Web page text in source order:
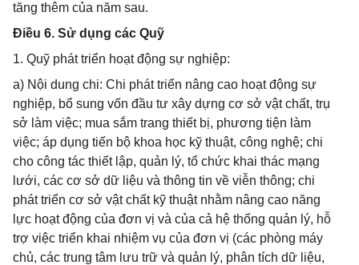
tăng thêm của năm sau.
Điều 6. Sử dụng các Quỹ
1. Quỹ phát triển hoạt động sự nghiệp:
a) Nội dung chi: Chi phát triển nâng cao hoạt động sự
nghiệp, bổ sung vốn đầu tư xây dựng cơ sở vật chất, trụ
sở làm việc; mua sắm trang thiết bị, phương tiện làm
việc; áp dụng tiến bộ khoa học kỹ thuật, công nghệ; chi
cho công tác thiết lập, quản lý, tổ chức khai thác mạng
lưới, các cơ sở dữ liệu và thông tin về viễn thông; chi
phát triển cơ sở vật chất kỹ thuật nhằm nâng cao năng
lực hoạt động của đơn vị và của cả hệ thống quản lý, hỗ
trợ việc triển khai nhiệm vụ của đơn vị (các phòng máy
chủ, các trung tâm lưu trữ và quản lý, phân tích dữ liệu,